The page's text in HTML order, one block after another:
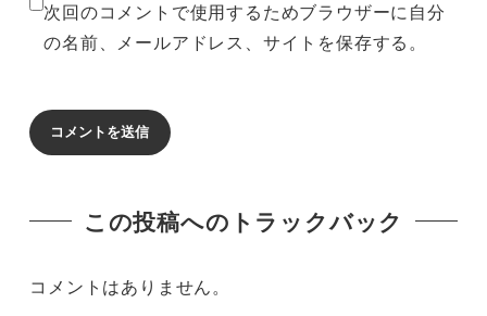
次回のコメントで使用するためブラウザーに自分
の名前、メールアドレス、サイトを保存する。
この投稿へのトラックバック
コメントはありません。